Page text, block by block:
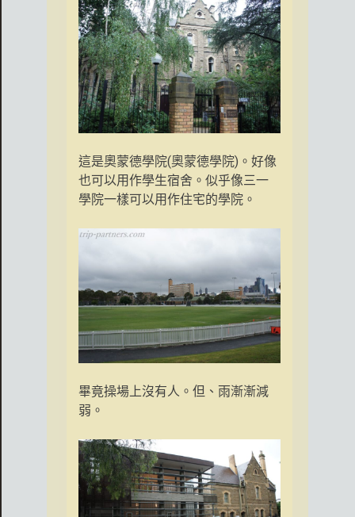
這是奧蒙德學院(奧蒙德學院)。好像
也可以用作學生宿舍。似乎像三一
學院一樣可以用作住宅的學院。
畢竟操場上沒有人。但、雨漸漸減
弱。